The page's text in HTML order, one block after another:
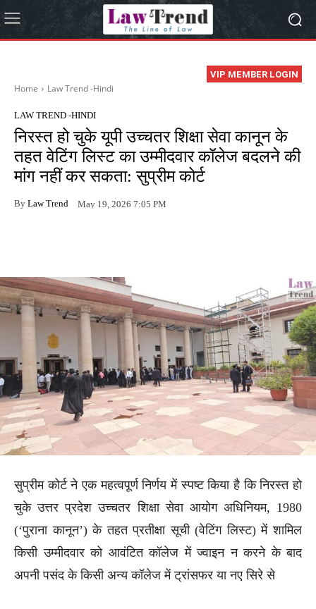
VIP MEMBER LOGIN
Home Law Trend -Hindi
LAW TREND -HINDI
निरस्त हो चुके यूपी उच्चतर शिक्षा सेवा कानून के
तहत वेटिंग लिस्ट का उम्मीदवार कॉलेज बदलने की
मांग नहीं कर सकता: सुप्रीम कोर्ट
By Law Trend May 19, 2026 7:05 PM
सुप्रीम कोर्ट ने एक महत्वपूर्ण निर्णय में स्पष्ट किया है कि निरस्त हो
चुके उत्तर प्रदेश उच्चतर शिक्षा सेवा आयोग अधिनियम, 1980
(‘पुराना कानून’) के तहत प्रतीक्षा सूची (वेटिंग लिस्ट) में शामिल
किसी उम्मीदवार को आवंटित कॉलेज में ज्वाइन न करने के बाद
अपनी पसंद के किसी अन्य कॉलेज में ट्रांसफर या नए सिरे से